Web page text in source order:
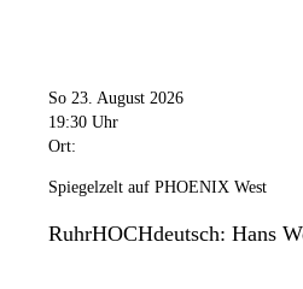
So 23. August 2026
19:30 Uhr
Ort:
Spiegelzelt auf PHOENIX West
RuhrHOCHdeutsch: Hans